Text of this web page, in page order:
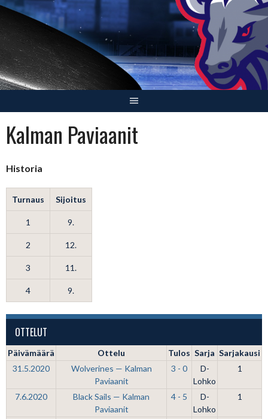
Skip
content
Kalman Paviaanit
Historia
Turnaus Sijoitus
1 9.
2 12.
3 11.
4 9.
OTTELUT
Päivämäärä Ottelu Tulos Sarja Sarjakausi
31.5.2020
Wolverines — Kalman
Paviaanit
3 - 0
D-
Lohko
1
7.6.2020
Black Sails — Kalman
Paviaanit
4 - 5
D-
Lohko
1